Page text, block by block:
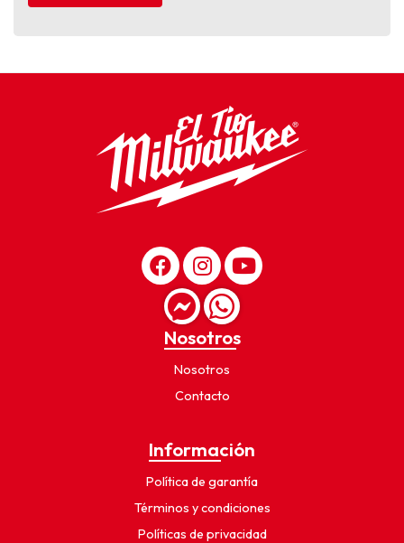
Nosotros
Nosotros
Contacto
Información
Política de garantía
Términos y condiciones
Políticas de privacidad